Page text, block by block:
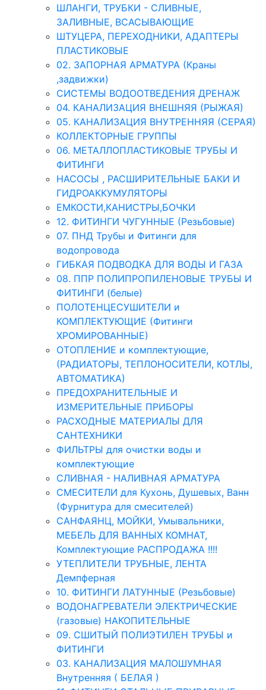
ШЛАНГИ, ТРУБКИ - СЛИВНЫЕ,
ЗАЛИВНЫЕ, ВСАСЫВАЮЩИЕ
ШТУЦЕРА, ПЕРЕХОДНИКИ, АДАПТЕРЫ
ПЛАСТИКОВЫЕ
02. ЗАПОРНАЯ АРМАТУРА (Краны
,задвижки)
СИСТЕМЫ ВОДООТВЕДЕНИЯ ДРЕНАЖ
04. КАНАЛИЗАЦИЯ ВНЕШНЯЯ (РЫЖАЯ)
05. КАНАЛИЗАЦИЯ ВНУТРЕННЯЯ (СЕРАЯ)
КОЛЛЕКТОРНЫЕ ГРУППЫ
06. МЕТАЛЛОПЛАСТИКОВЫЕ ТРУБЫ И
ФИТИНГИ
НАСОСЫ , РАСШИРИТЕЛЬНЫЕ БАКИ И
ГИДРОАККУМУЛЯТОРЫ
ЕМКОСТИ,КАНИСТРЫ,БОЧКИ
12. ФИТИНГИ ЧУГУННЫЕ (Резьбовые)
07. ПНД Трубы и Фитинги для
водопровода
ГИБКАЯ ПОДВОДКА ДЛЯ ВОДЫ И ГАЗА
08. ППР ПОЛИПРОПИЛЕНОВЫЕ ТРУБЫ И
ФИТИНГИ (белые)
ПОЛОТЕНЦЕСУШИТЕЛИ и
КОМПЛЕКТУЮЩИЕ (Фитинги
ХРОМИРОВАННЫЕ)
ОТОПЛЕНИЕ и комплектующие,
(РАДИАТОРЫ, ТЕПЛОНОСИТЕЛИ, КОТЛЫ,
АВТОМАТИКА)
ПРЕДОХРАНИТЕЛЬНЫЕ И
ИЗМЕРИТЕЛЬНЫЕ ПРИБОРЫ
РАСХОДНЫЕ МАТЕРИАЛЫ ДЛЯ
САНТЕХНИКИ
ФИЛЬТРЫ для очистки воды и
комплектующие
СЛИВНАЯ - НАЛИВНАЯ АРМАТУРА
СМЕСИТЕЛИ для Кухонь, Душевых, Ванн
(Фурнитура для смесителей)
САНФАЯНЦ, МОЙКИ, Умывальники,
МЕБЕЛЬ ДЛЯ ВАННЫХ КОМНАТ,
Комплектующие РАСПРОДАЖА !!!!
УТЕПЛИТЕЛИ ТРУБНЫЕ, ЛЕНТА
Демпферная
10. ФИТИНГИ ЛАТУННЫЕ (Резьбовые)
ВОДОНАГРЕВАТЕЛИ ЭЛЕКТРИЧЕСКИЕ
(газовые) НАКОПИТЕЛЬНЫЕ
09. СШИТЫЙ ПОЛИЭТИЛЕН ТРУБЫ и
ФИТИНГИ
03. КАНАЛИЗАЦИЯ МАЛОШУМНАЯ
Внутренняя ( БЕЛАЯ )